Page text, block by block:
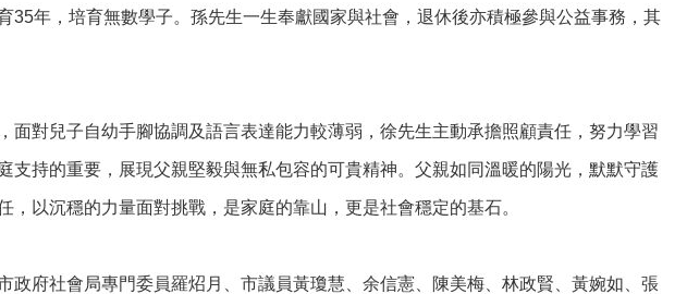
35年，培育無數學子。孫先生一生奉獻國家與社會，退休後亦積極參與公益事務，其
面對兒子自幼手腳協調及語言表達能力較薄弱，徐先生主動承擔照顧責任，努力學習
持的重要，展現父親堅毅與無私包容的可貴精神。父親如同溫暖的陽光，默默守護
以沉穩的力量面對挑戰，是家庭的靠山，更是社會穩定的基石。
府社會局專門委員羅炤月、市議員黃瓊慧、余信憲、陳美梅、林政賢、黃婉如、張